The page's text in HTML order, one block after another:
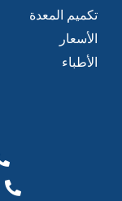
تكميم المعدة
الأسعار
الأطباء